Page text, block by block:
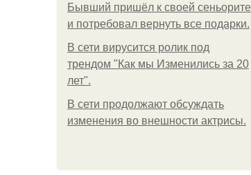
Бывший пришёл к своей сеньорите
и потребовал вернуть все подарки.
В сети вирусится ролик под
трендом "Как мы Изменились за 20
лет".
В сети продолжают обсуждать
изменения во внешности актрисы.